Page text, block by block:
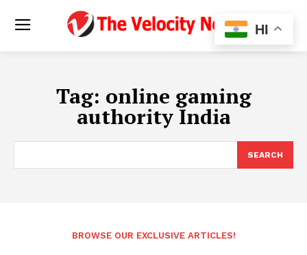
Tag: online gaming
authority India
SEARCH
BROWSE OUR EXCLUSIVE ARTICLES!
HI